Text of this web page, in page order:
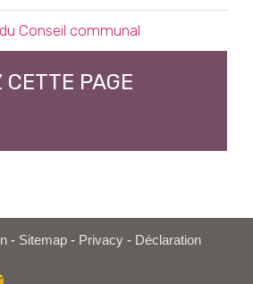
Conseil communal
CETTE PAGE
- Sitemap - Privacy - Déclaration